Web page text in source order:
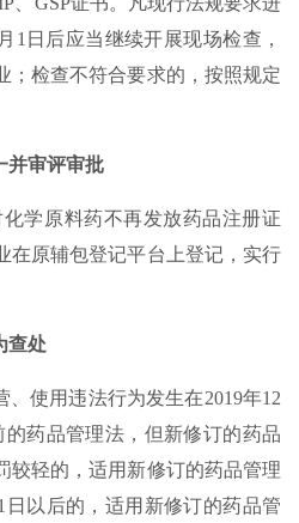
1日后应当继续开展现场检查，
；检查不符合要求的，按照规定
并审评审批
化学原料药不再发放药品注册证
在原辅包登记平台上登记，实行
查处
使用违法行为发生在2019年12
的药品管理法，但新修订的药品
较轻的，适用新修订的药品管理
以后的，适用新修订的药品管